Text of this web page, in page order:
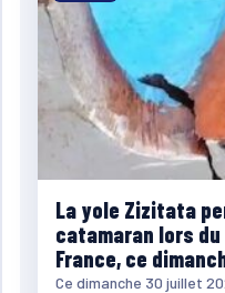
La yole Zizitata
catamaran lors
France, ce
Ce dimanche 30 juillet